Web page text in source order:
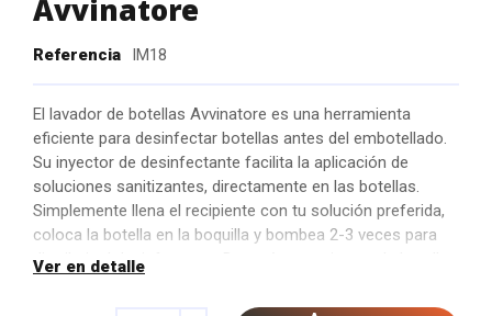
Avvinatore
Referencia IM18
El lavador de botellas Avvinatore es una herramienta
eficiente para desinfectar botellas antes del embotellado.
Su inyector de desinfectante facilita la aplicación de
soluciones sanitizantes, directamente en las botellas.
Simplemente llena el recipiente con tu solución preferida,
coloca la botella en la boquilla y bombea 2-3 veces para
distribuir el desinfectante. Después, permite que la botella
escurridor o área limpia para un drenaje completo,
Ver en detalle